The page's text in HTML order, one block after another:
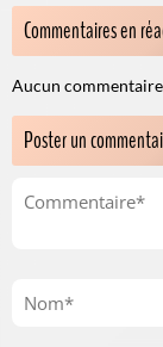
Commentaires en
Aucun
Poster un